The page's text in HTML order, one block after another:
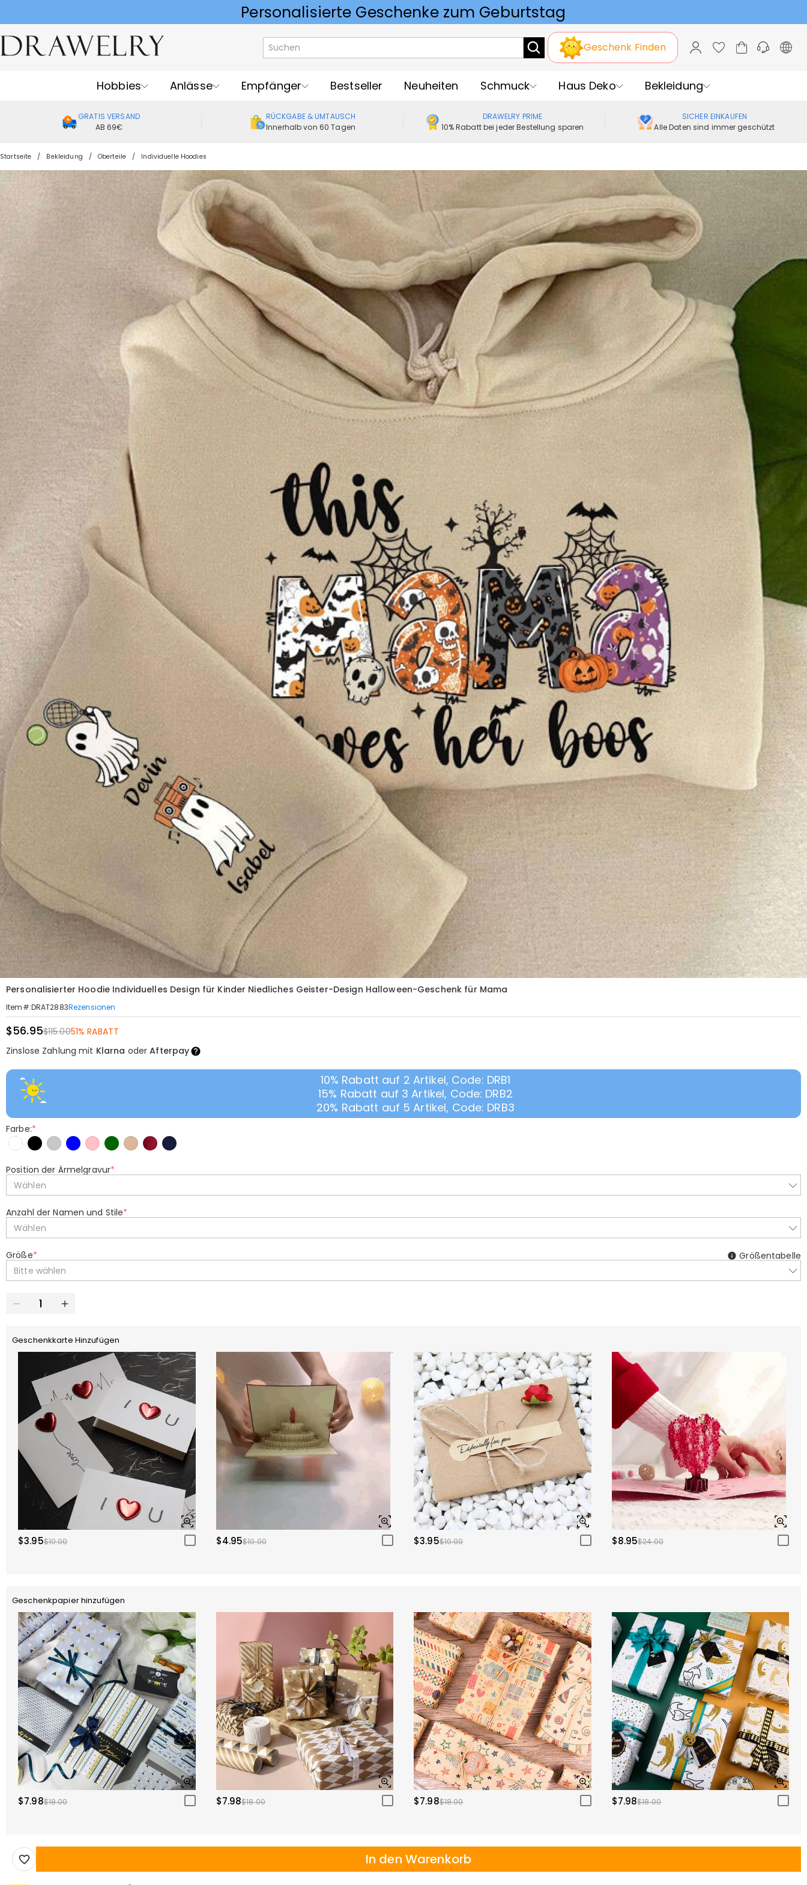
Vorlieben für Hochzeitsgeschenke
Geschenk Finden
Hobbies Anlässe Empfänger Bestseller Neuheiten Schmuck Haus Deko Bekleidung
GRATIS VERSAND
AB 69€
RÜCKGABE & UMTAUSCH
Innerhalb von 60 Tagen
DRAWELRY PRIME
10% Rabatt bei jeder Bestellung sparen
SICHER EINKAUFEN
Alle Daten sind immer geschützt
Startseite Bekleidung Oberteile Individuelle Hoodies
Personalisierter Hoodie Individuelles Design für Kinder Niedliches Geister-Design Halloween-Geschenk für Mama
Item#:DRAT2883Rezensionen
$56.95$115.0051% RABATT
Zinslose Zahlung mit Klarna oderAfterpay
10% Rabatt auf 2 Artikel, Code: DRB1
15% Rabatt auf 3 Artikel, Code: DRB2
20% Rabatt auf 5 Artikel, Code: DRB3
Farbe:*
Position der Ärmelgravur*
Wählen
Anzahl der Namen und Stile*
Wählen
Größe*
Bitte wählen
Größentabelle
Geschenkkarte Hinzufügen
$3.95$10.00 $4.95$10.00 $3.95$10.00 $8.95$24.00
Geschenkpapier hinzufügen
$7.98$18.00 $7.98$18.00 $7.98$18.00 $7.98$18.00
In den Warenkorb